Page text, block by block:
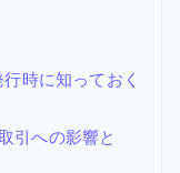
時に知っておく
引への影響と